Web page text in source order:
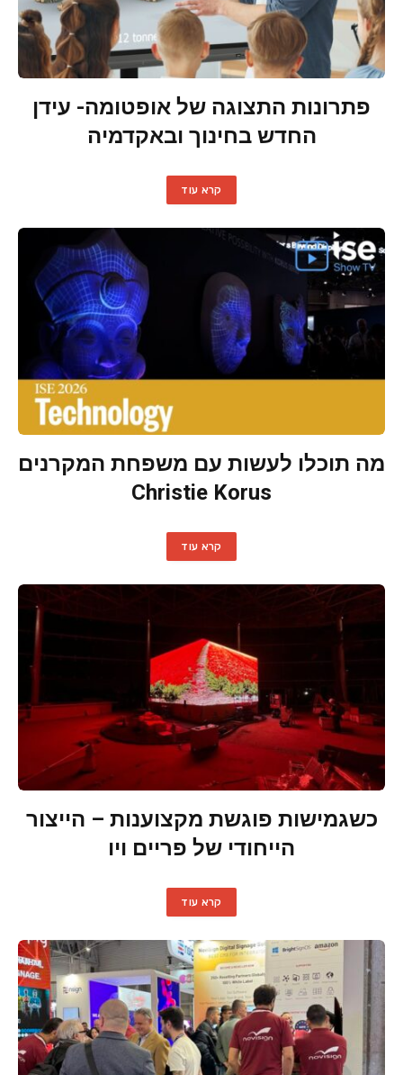
פתרונות התצוגה של אופטומה- עידן
החדש בחינוך ובאקדמיה
קרא עוד
מה תוכלו לעשות עם משפחת המקרנים
Christie Korus
קרא עוד
כשגמישות פוגשת מקצוענות – הייצור
הייחודי של פריים ויו
קרא עוד